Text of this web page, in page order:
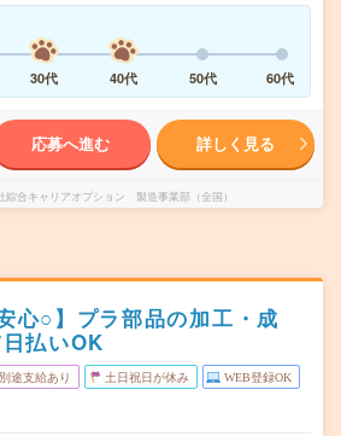
30代 40代 50代 60代
応募へ進む 詳しく見る
綜合キャリアオプション 製造事業部（全国）
心○】プラ部品の加工・成
払いOK
途支給あり 土日祝日が休み WEB登録OK